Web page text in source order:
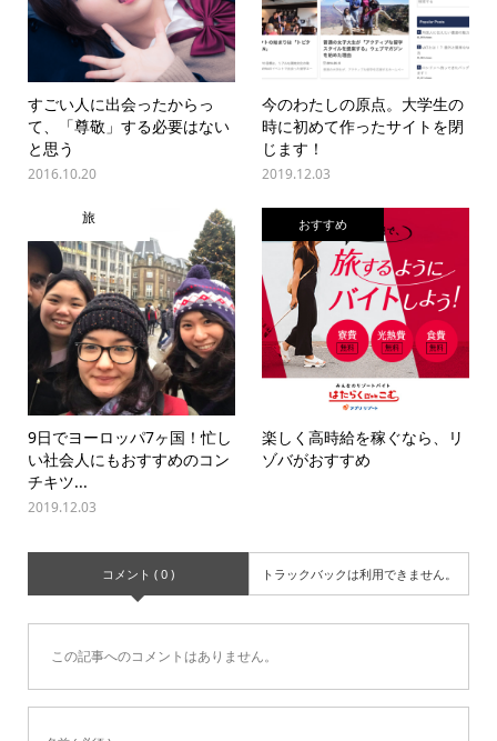
すごい人に出会ったからっ
て、「尊敬」する必要はない
と思う
2016.10.20
今のわたしの原点。大学生の
時に初めて作ったサイトを閉
じます！
2019.12.03
旅
9日でヨーロッパ7ヶ国！忙し
い社会人にもおすすめのコン
チキツ...
2019.12.03
おすすめ
楽しく高時給を稼ぐなら、リ
ゾバがおすすめ
コメント ( 0 ) トラックバックは利用できません。
この記事へのコメントはありません。